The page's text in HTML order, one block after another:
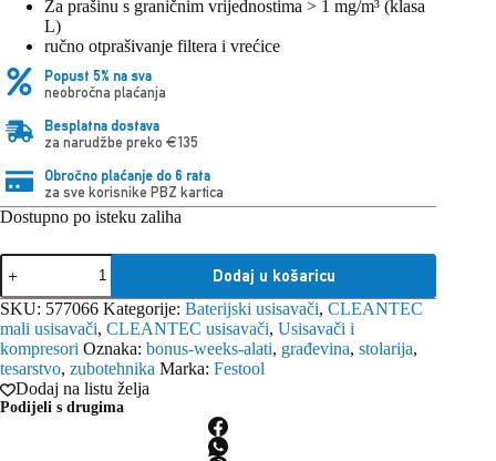
Za prašinu s graničnim vrijednostima > 1 mg/m³ (klasa
L)
ručno otprašivanje filtera i vrećice
Popust 5% na sva
neobročna plaćanja
Besplatna dostava
za narudžbe preko €135
Obročno plaćanje do 6 rata
za sve korisnike PBZ kartica
Dostupno po isteku zaliha
Festool
baterijski
usisavač
CTLC
MIDI
I-
Basic
količina
Dodaj u košaricu
SKU: 577066 Kategorije: Baterijski usisavači, CLEANTEC
mali usisavači, CLEANTEC usisavači, Usisavači i
kompresori Oznaka: bonus-weeks-alati, građevina, stolarija,
tesarstvo, zubotehnika Marka: Festool
Dodaj na listu želja
Podijeli s drugima